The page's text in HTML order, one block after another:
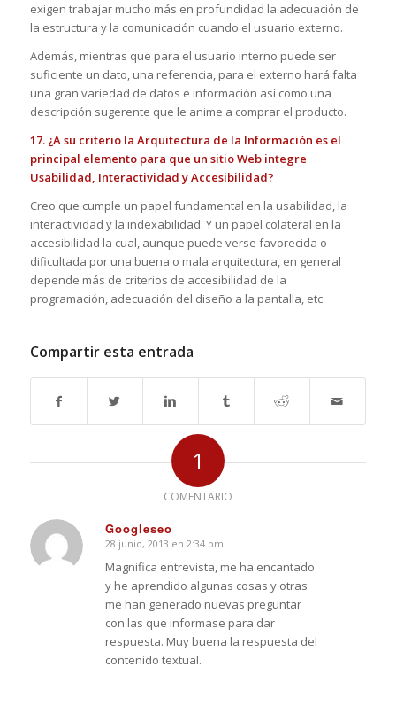
exigen trabajar mucho más en profundidad la adecuación de
la estructura y la comunicación cuando el usuario externo.
Además, mientras que para el usuario interno puede ser
suficiente un dato, una referencia, para el externo hará falta
una gran variedad de datos e información así como una
descripción sugerente que le anime a comprar el producto.
17. ¿A su criterio la Arquitectura de la Información es el
principal elemento para que un sitio Web integre
Usabilidad, Interactividad y Accesibilidad?
Creo que cumple un papel fundamental en la usabilidad, la
interactividad y la indexabilidad. Y un papel colateral en la
accesibilidad la cual, aunque puede verse favorecida o
dificultada por una buena o mala arquitectura, en general
depende más de criterios de accesibilidad de la
programación, adecuación del diseño a la pantalla, etc.
Compartir esta entrada
1
COMENTARIO
Googleseo
Dice:
28 junio, 2013 en 2:34 pm
Magnifica entrevista, me ha encantado
y he aprendido algunas cosas y otras
me han generado nuevas preguntar
con las que informase para dar
respuesta. Muy buena la respuesta del
contenido textual.